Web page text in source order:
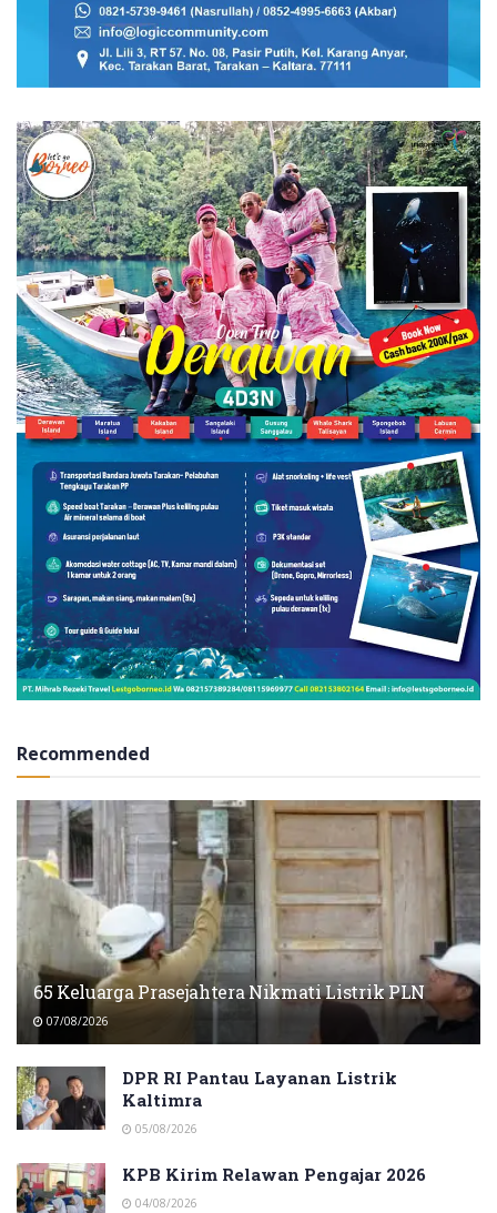
Recommended
65 Keluarga Prasejahtera Nikmati Listrik PLN
07/08/2026
DPR RI Pantau Layanan Listrik
Kaltimra
05/08/2026
KPB Kirim Relawan Pengajar 2026
04/08/2026